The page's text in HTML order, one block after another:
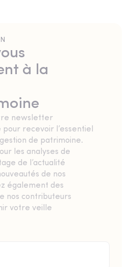
à la
newsletter
recevoir l’essentiel
de patrimoine.
les analyses de
de l’actualité
de nos
également des
nos contributeurs
votre veille